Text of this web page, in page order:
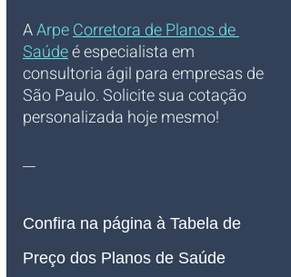
A Arpe Corretora de Planos de
Saúde é especialista em
consultoria ágil para empresas de
São Paulo. Solicite sua cotação
personalizada hoje mesmo!
__
Confira na página à Tabela de
Preço dos Planos de Saúde